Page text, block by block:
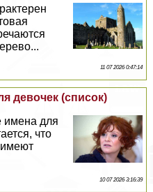
11 07 2026 0:47:14
девочек (список)
имена для
что
10 07 2026 3:16:39